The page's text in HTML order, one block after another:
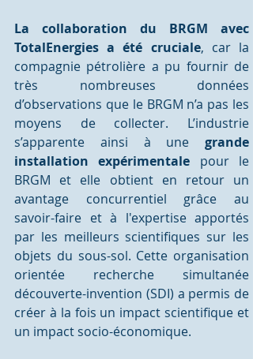
La collaboration du BRGM avec
TotalEnergies a été cruciale, car la
compagnie pétrolière a pu fournir de
très nombreuses données
d’observations que le BRGM n’a pas les
moyens de collecter. L’industrie
s’apparente ainsi à une grande
installation expérimentale pour le
BRGM et elle obtient en retour un
avantage concurrentiel grâce au
savoir-faire et à l'expertise apportés
par les meilleurs scientifiques sur les
objets du sous-sol. Cette organisation
orientée recherche simultanée
découverte-invention (SDI) a permis de
créer à la fois un impact scientifique et
un impact socio-économique.